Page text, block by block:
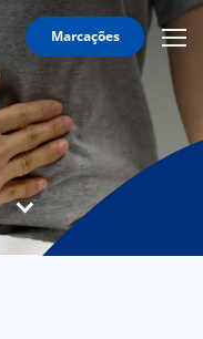
Marcações
Icon